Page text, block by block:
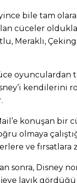
bile tam
cüceler
Meraklı,
oyunculardan
kendilerini
konuşan bir
olmaya
ve fırsatlara
sonra, Disney
layık gördüğü